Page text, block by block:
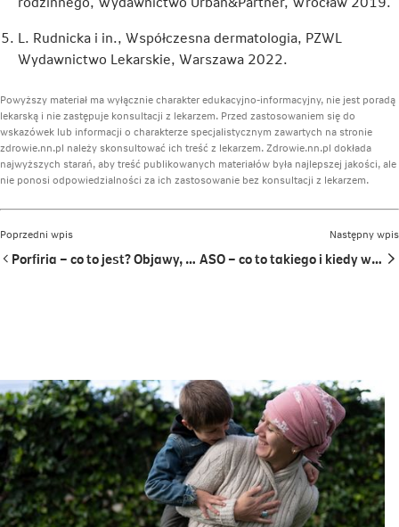
L. Rudnicka i in., Współczesna dermatologia, PZWL
Wydawnictwo Lekarskie, Warszawa 2022.
Powyższy materiał ma wyłącznie charakter edukacyjno-informacyjny, nie jest poradą
lekarską i nie zastępuje konsultacji z lekarzem. Przed zastosowaniem się do
wskazówek lub informacji o charakterze specjalistycznym zawartych na stronie
zdrowie.nn.pl należy skonsultować ich treść z lekarzem. Zdrowie.nn.pl dokłada
najwyższych starań, aby treść publikowanych materiałów była najlepszej jakości, ale
nie ponosi odpowiedzialności za ich zastosowanie bez konsultacji z lekarzem.
Poprzedni wpis
Porfiria – co to jest? Objawy, przyczyny i sposoby leczenia
Następny wpis
ASO – co to takiego i kiedy warto zbadać?